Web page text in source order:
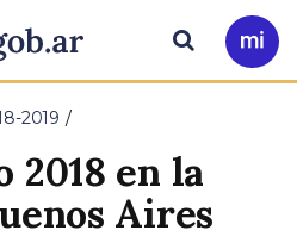
Ir
a
Buscar
2019
2018 en la
Aires